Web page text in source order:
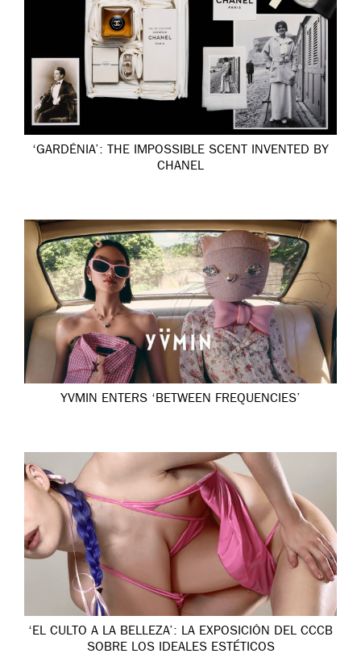
‘GARDÉNIA’: THE IMPOSSIBLE SCENT INVENTED BY
CHANEL
YVMIN ENTERS ‘BETWEEN FREQUENCIES’
‘EL CULTO A LA BELLEZA’: LA EXPOSICIÓN DEL CCCB
SOBRE LOS IDEALES ESTÉTICOS